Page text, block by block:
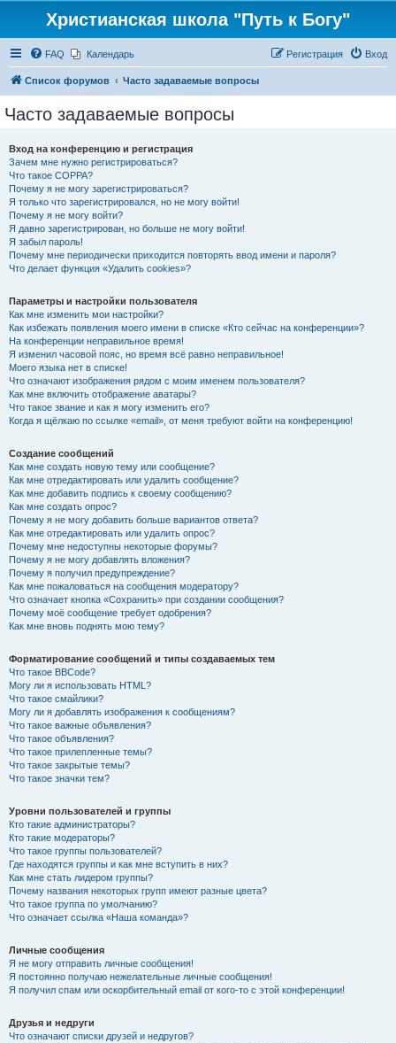
Христианская школа "Путь к Богу"
FAQ Календарь Вход
Регистрация
Список форумов Часто задаваемые вопросы
Часто задаваемые вопросы
Вход на конференцию и регистрация
Зачем мне нужно регистрироваться?
Что такое COPPA?
Почему я не могу зарегистрироваться?
Я только что зарегистрировался, но не могу войти!
Почему я не могу войти?
Я давно зарегистрирован, но больше не могу войти!
Я забыл пароль!
Почему мне периодически приходится повторять ввод имени и пароля?
Что делает функция «Удалить cookies»?
Параметры и настройки пользователя
Как мне изменить мои настройки?
Как избежать появления моего имени в списке «Кто сейчас на конференции»?
На конференции неправильное время!
Я изменил часовой пояс, но время всё равно неправильное!
Моего языка нет в списке!
Что означают изображения рядом с моим именем пользователя?
Как мне включить отображение аватары?
Что такое звание и как я могу изменить его?
Когда я щёлкаю по ссылке «email», от меня требуют войти на конференцию!
Создание сообщений
Как мне создать новую тему или сообщение?
Как мне отредактировать или удалить сообщение?
Как мне добавить подпись к своему сообщению?
Как мне создать опрос?
Почему я не могу добавить больше вариантов ответа?
Как мне отредактировать или удалить опрос?
Почему мне недоступны некоторые форумы?
Почему я не могу добавлять вложения?
Почему я получил предупреждение?
Как мне пожаловаться на сообщения модератору?
Что означает кнопка «Сохранить» при создании сообщения?
Почему моё сообщение требует одобрения?
Как мне вновь поднять мою тему?
Форматирование сообщений и типы создаваемых тем
Что такое BBCode?
Могу ли я использовать HTML?
Что такое смайлики?
Могу ли я добавлять изображения к сообщениям?
Что такое важные объявления?
Что такое объявления?
Что такое прилепленные темы?
Что такое закрытые темы?
Что такое значки тем?
Уровни пользователей и группы
Кто такие администраторы?
Кто такие модераторы?
Что такое группы пользователей?
Где находятся группы и как мне вступить в них?
Как мне стать лидером группы?
Почему названия некоторых групп имеют разные цвета?
Что такое группа по умолчанию?
Что означает ссылка «Наша команда»?
Личные сообщения
Я не могу отправить личные сообщения!
Я постоянно получаю нежелательные личные сообщения!
Я получил спам или оскорбительный email от кого-то с этой конференции!
Друзья и недруги
Что означают списки друзей и недругов?